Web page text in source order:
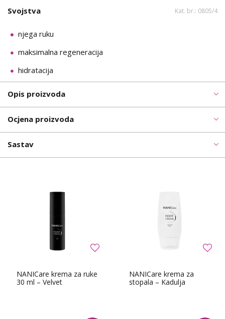
Svojstva Kat. br.: 0805/4
njega ruku
maksimalna regeneracija
hidratacija
Opis proizvoda
Ocjena proizvoda
Sastav
NANICare krema za ruke
30 ml – Velvet
NANICare krema za
stopala – Kadulja